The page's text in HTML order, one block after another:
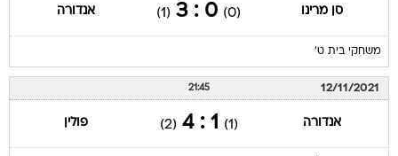
סן מרינו (0)
0 : 3
(1) אנדורה
משחקי בית ט'
12/11/2021
21:45
אנדורה (1)
1 : 4
(2) פולין